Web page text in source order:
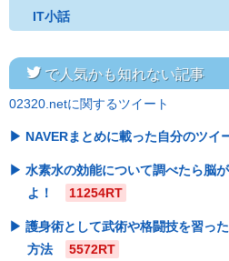
IT小話
twitterで人気かも知れない記事
02320.netに関するツイート
NAVERまとめに載った自分のツイ
水素水の効能について調べたら脳
よ！
11254RT
護身術として武術や格闘技を習っ
方法
5572RT